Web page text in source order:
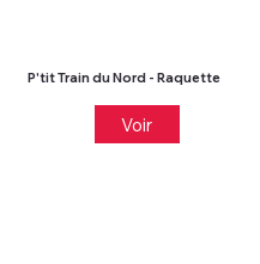
P'tit Train du Nord - Raquette
Voir